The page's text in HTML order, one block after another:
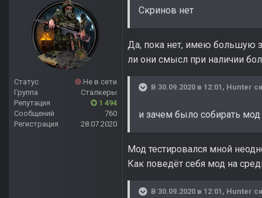
Статус
Не в сети
Группа
Сталкеры
Репутация
1 494
Сообщений
760
Регистрация
28.07.2020
Скринов нет
Да, пока нет, имею большую
ли они смысл при наличии
В 30.09.2020 в 12:01, Hunter
и зачем было собирать мод
Мод тестировался мной
Как поведёт себя мод на
В 30.09.2020 в 12:01, Hunter